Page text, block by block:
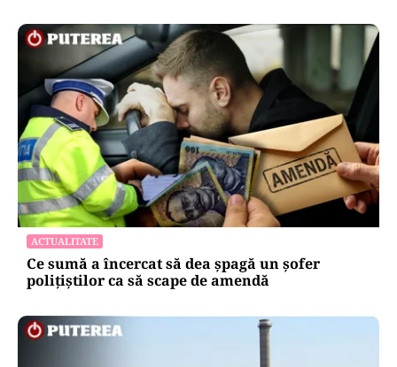
ACTUALITATE
Ce sumă a încercat să dea șpagă un șofer
polițiștilor ca să scape de amendă